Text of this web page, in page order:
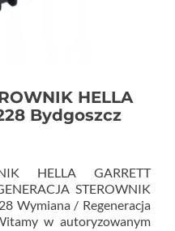
HELLA
Bydgoszcz
HELLA GARRETT
STEROWNIK
Wymiana / Regeneracja
w autoryzowanym